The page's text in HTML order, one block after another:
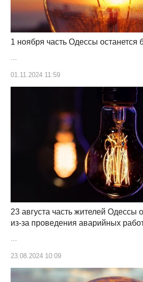
1 ноября часть Одессы останется
…
01.11.2024 11:59
23 августа часть жителей Одессы
из-за проведения аварийных
…
23.08.2024 10:09